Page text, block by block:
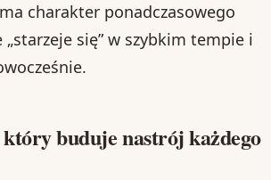
charakter ponadczasowego
się” w szybkim tempie i
buduje nastrój każdego